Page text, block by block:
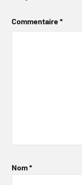
Commentaire*
Nom*